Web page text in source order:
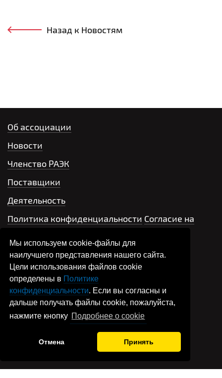
Мы используем cookie-файлы для
наилучшего представления нашего сайта.
Цели использования файлов cookie
определены в Политике
конфиденциальности. Если вы согласны и
дальше получать файлы cookie, пожалуйста,
нажмите кнопку Подробнее о cookie
Отмена Принять
Назад к Новостям
Об ассоциации
Новости
Членство РАЭК
Поставщики
Деятельность
Политика конфиденциальности Согласие на
+7 499 704-66-42
Написать письмо
association@raec.su